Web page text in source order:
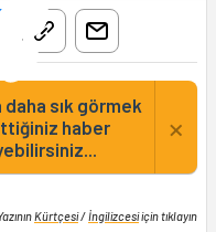
sık görmek
haber
×
Kürtçesi/İngilizcesiiçin tıklayın